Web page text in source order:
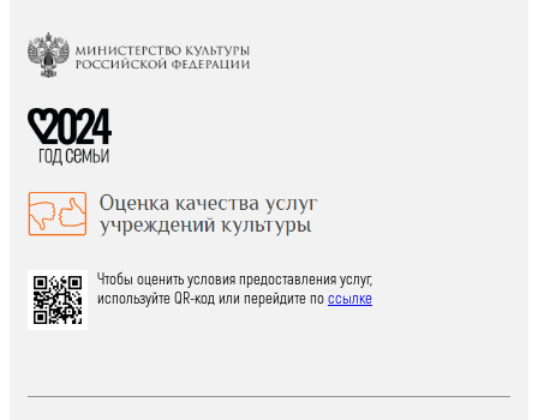
Чтобы оценить условия предоставления услуг,
используйте QR-код или перейдите поссылке